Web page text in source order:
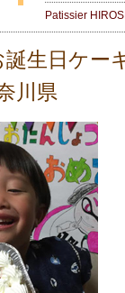
Patissier
誕生日ケー
川県